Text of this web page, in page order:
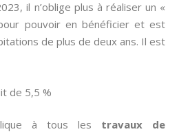
il n’oblige plus à réaliser un «
pouvoir en bénéficier et est
de plus de deux ans. Il est
de 5,5 %
à tous les travaux de